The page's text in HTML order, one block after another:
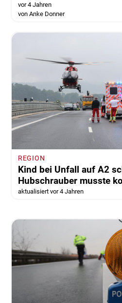
vor 4 Jahren
von Anke Donner
REGION
Kind bei Unfall auf A2
Hubschrauber musste
aktualisiert vor 4 Jahren